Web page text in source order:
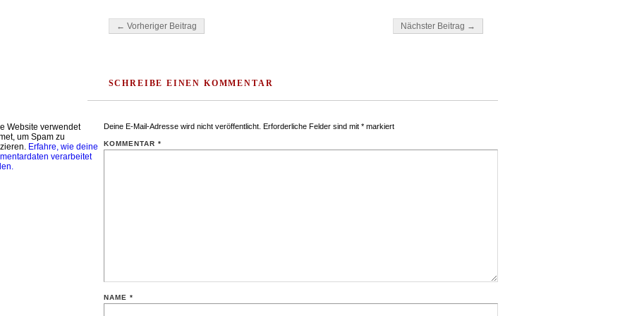
Beitragsnavigation
← Vorheriger Beitrag Nächster Beitrag →
SCHREIBE EINEN KOMMENTAR
Deine E-Mail-Adresse wird nicht veröffentlicht. Erforderliche Felder sind mit *markiert
KOMMENTAR *
NAME *
Website verwendet
um Spam zu
Erfahre, wie deine
verarbeitet